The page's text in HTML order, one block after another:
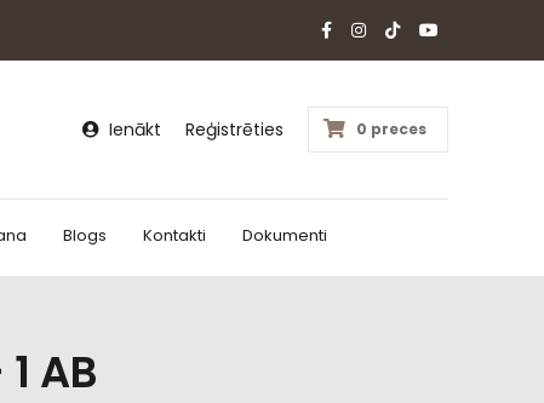
Ienākt Reģistrēties 0 preces
Blogs Kontakti Dokumenti
AB